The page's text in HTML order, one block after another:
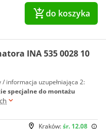
do koszyka
INA 535 0028 10
/ informacja uzupełniająca 2:
specjalne do montażu
Kraków:śr. 12.08